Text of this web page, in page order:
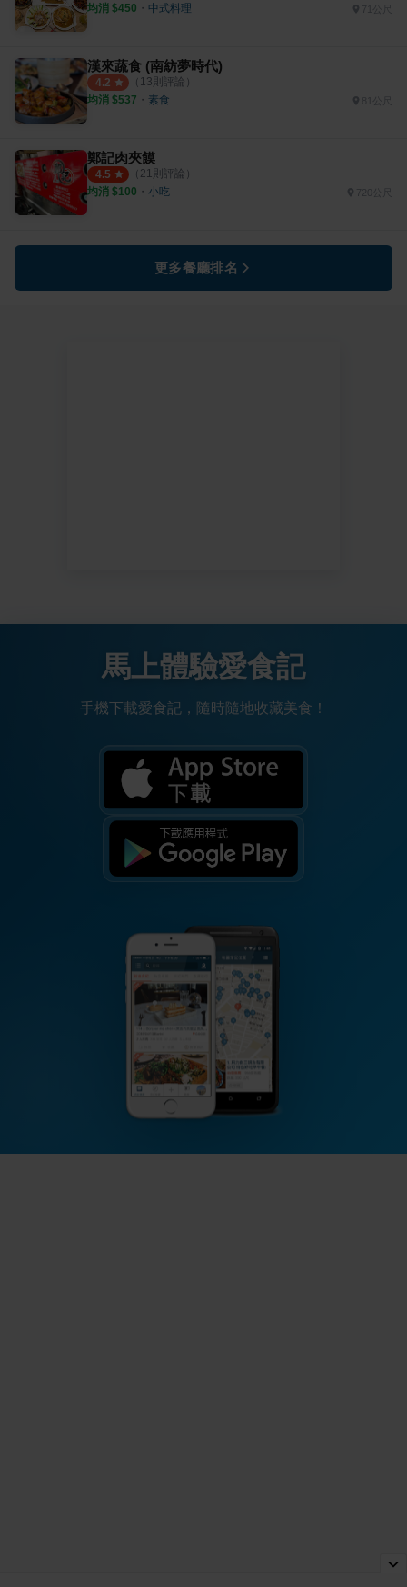
均消 $450 ・ 中式料理
漢來蔬食 (南紡夢時代)
4.2 （ 13則評論）
均消 $537 ・ 素食
鄭記肉夾饃
4.5 （ 21則評論）
均消 $100 ・ 小吃
更多餐廳排名
馬上體驗愛食記
手機下載愛食記，隨時隨地收藏美食！